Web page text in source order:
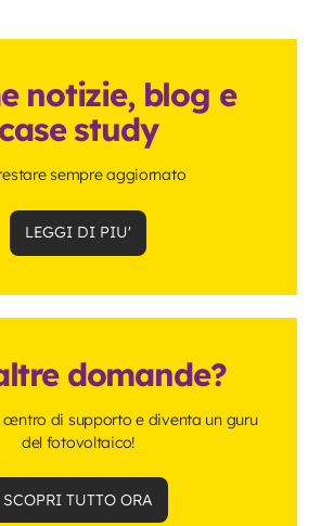
notizie, blog e
case study
sempre aggiornato
LEGGI DI PIU'
domande?
di supporto e diventa un guru
del fotovoltaico!
SCOPRI TUTTO ORA